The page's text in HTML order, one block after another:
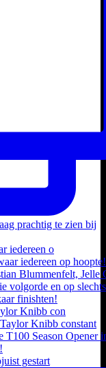
iedereen o
Knibb con
gestart